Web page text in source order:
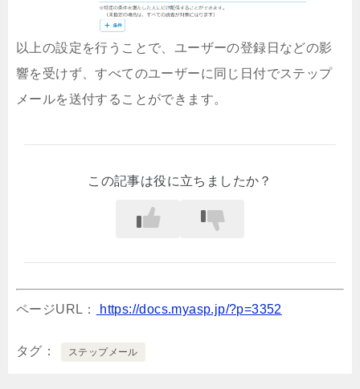
以上の設定を行うことで、ユーザーの登録日などの影
響を受けず、すべてのユーザーに同じ日付でステップ
メールを送付することができます。
この記事は役に立ちましたか？
ページURL： https://docs.myasp.jp/?p=3352
タグ ステップメール